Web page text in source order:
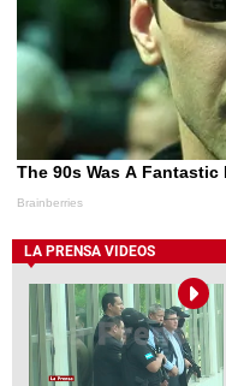
LA PRENSA VIDEOS